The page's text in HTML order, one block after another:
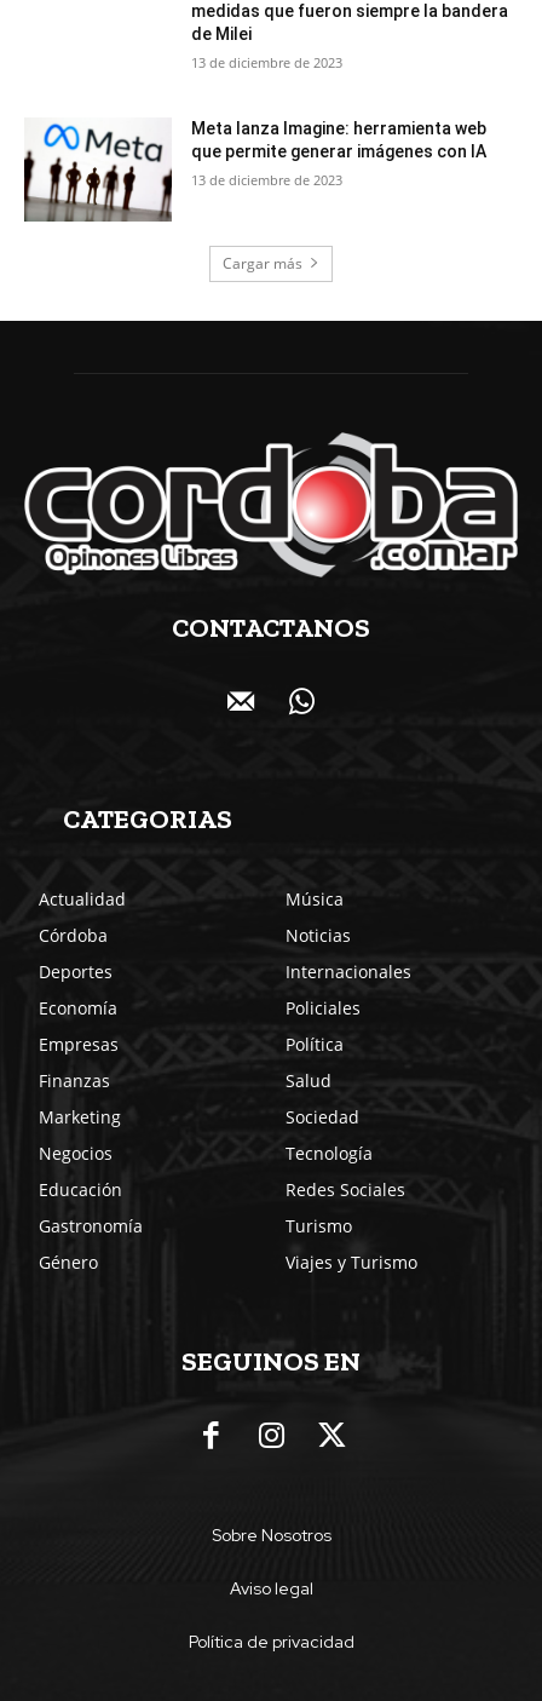
medidas que fueron siempre la bandera
de Milei
13 de diciembre de 2023
Meta lanza Imagine: herramienta web
que permite generar imágenes con IA
13 de diciembre de 2023
Cargar más
CONTACTANOS
CATEGORIAS
Actualidad
Córdoba
Deportes
Economía
Empresas
Finanzas
Marketing
Negocios
Educación
Gastronomía
Género
Música
Noticias
Internacionales
Policiales
Política
Salud
Sociedad
Tecnología
Redes Sociales
Turismo
Viajes y Turismo
SEGUINOS EN
Sobre Nosotros
Aviso legal
Política de privacidad